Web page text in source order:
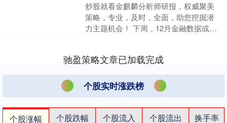
炒股就看金麒麟分析师研报，权威聚美
策略，专业，及时，全面，助您挖掘潜
力主题机会！ 下周，12月金融数据或将
驰盈策略文章已加载完成
个股实时涨跌榜
个股涨幅 个股跌幅 个股流入 个股流出
换手率